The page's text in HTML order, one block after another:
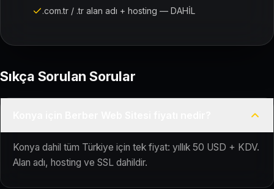
.com.tr / .tr alan adı + hosting — DAHİL
Sıkça Sorulan Sorular
Konya dahil tüm Türkiye için tek fiyat: yıllık 50 USD + KDV.
Alan adı, hosting ve SSL dahildir.